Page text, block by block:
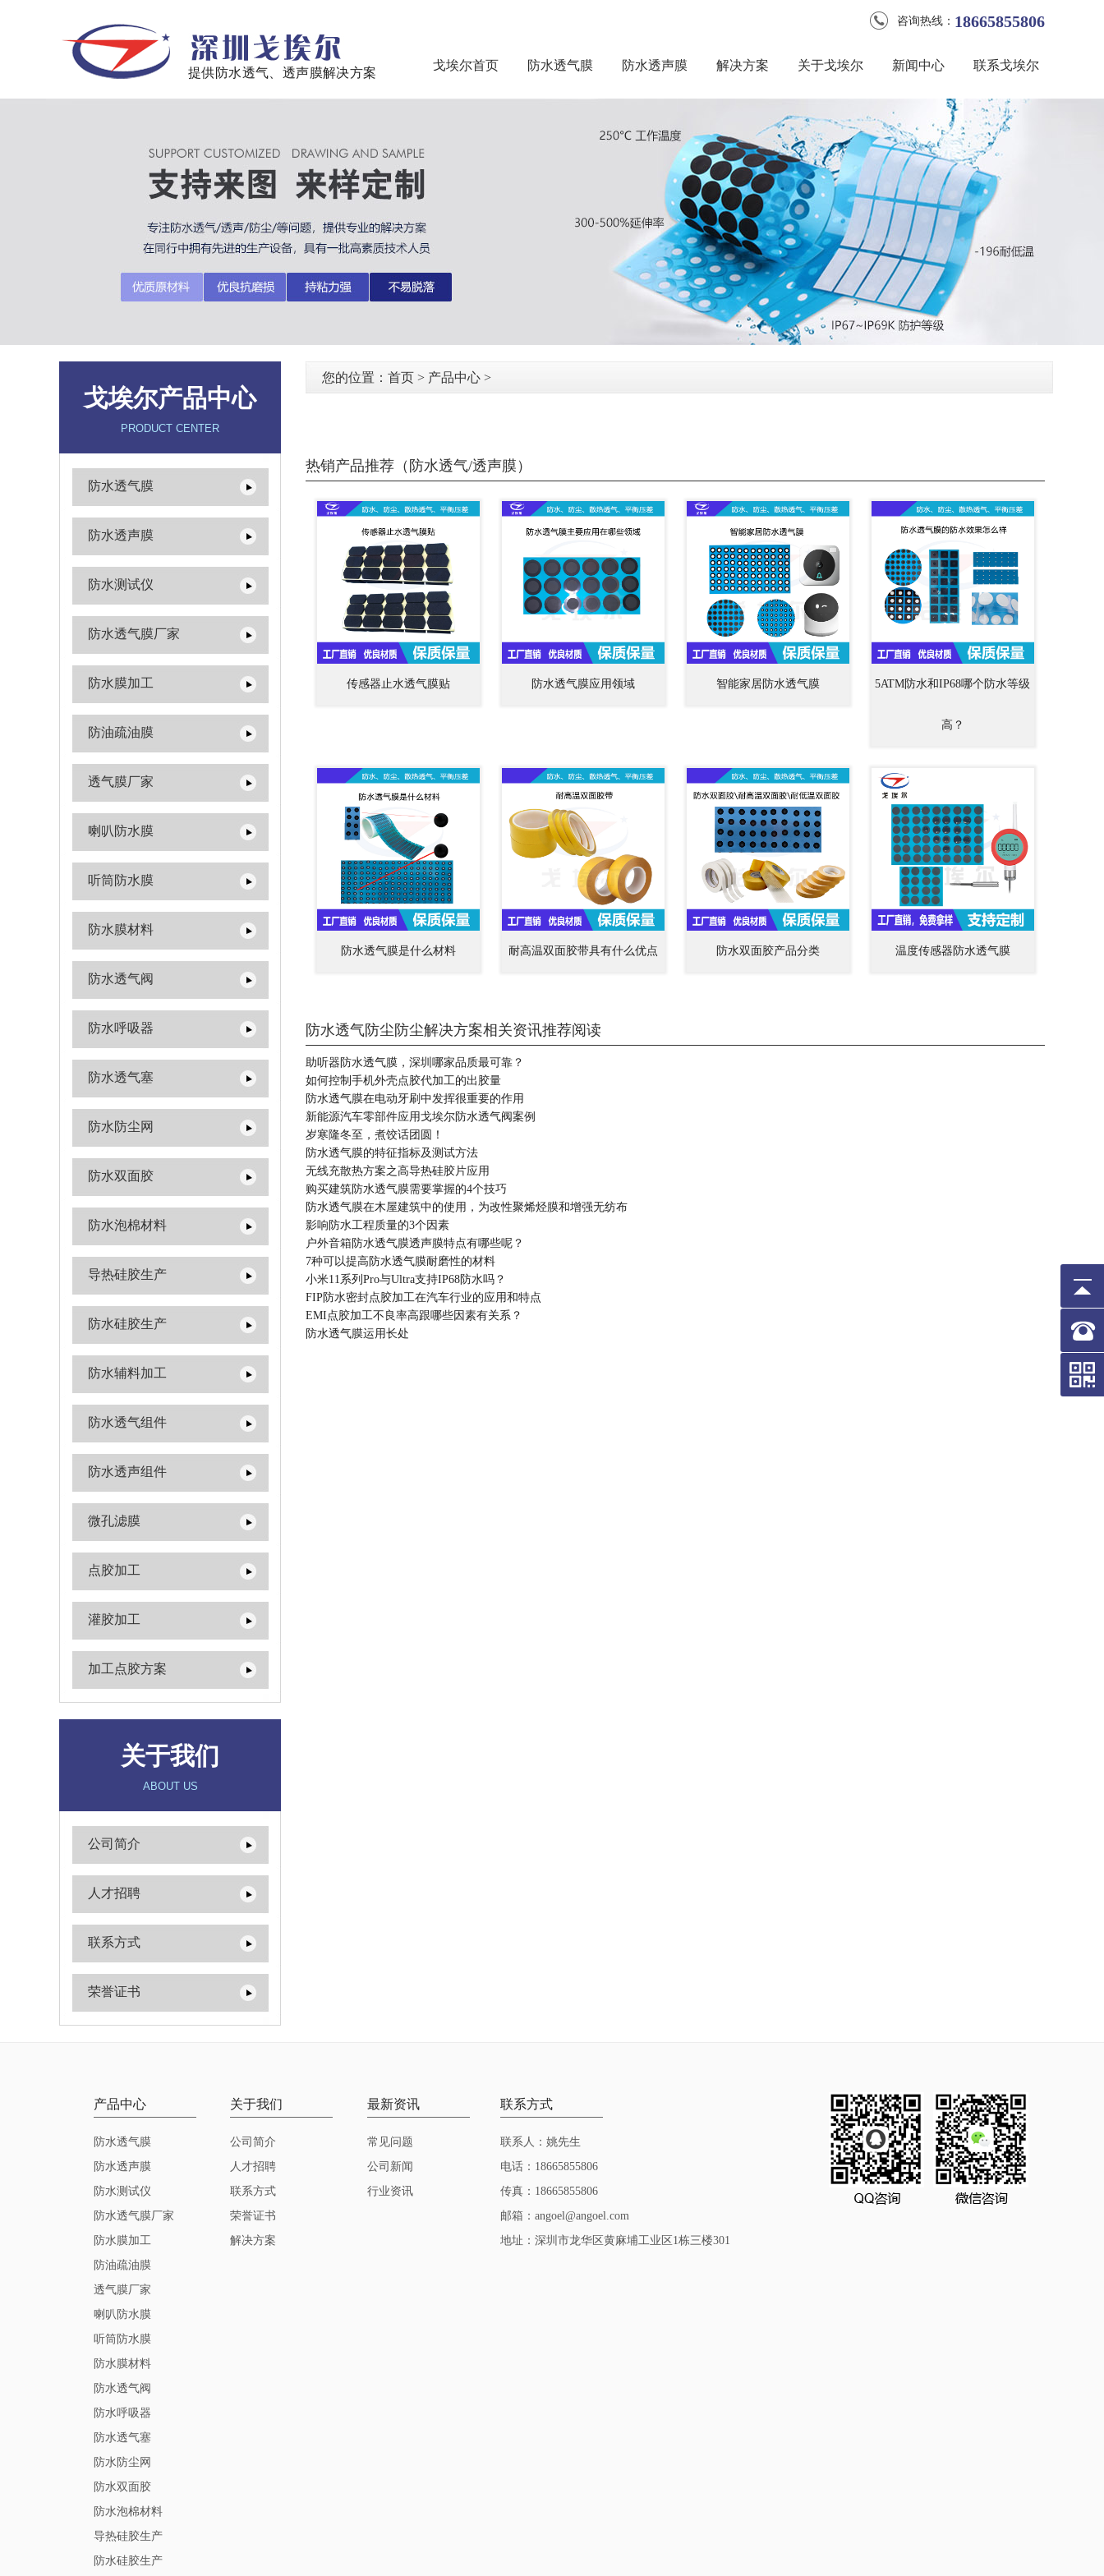
提供防水透气、透声膜解决方案
18665855806
咨询热线：
戈埃尔首页 防水透气膜 防水透声膜 解决方案 关于戈埃尔 新闻中心 联系戈埃尔
戈埃尔产品中心
PRODUCT CENTER
防水透气膜
防水透声膜
防水测试仪
防水透气膜厂家
防水膜加工
防油疏油膜
透气膜厂家
喇叭防水膜
听筒防水膜
防水膜材料
防水透气阀
防水呼吸器
防水透气塞
防水防尘网
防水双面胶
防水泡棉材料
导热硅胶生产
防水硅胶生产
防水辅料加工
防水透气组件
防水透声组件
微孔滤膜
点胶加工
灌胶加工
加工点胶方案
关于我们
ABOUT US
公司简介
人才招聘
联系方式
荣誉证书
您的位置： 首页 > 产品中心 >
热销产品推荐（防水透气/透声膜）
传感器止水透气膜贴 防水透气膜应用领域 智能家居防水透气膜 5ATM防水和IP68哪个防水等级
高？
防水透气膜是什么材料 耐高温双面胶带具有什么优点 防水双面胶产品分类 温度传感器防水透气膜
防水透气防尘防尘解决方案相关资讯推荐阅读
助听器防水透气膜，深圳哪家品质最可靠？
如何控制手机外壳点胶代加工的出胶量
防水透气膜在电动牙刷中发挥很重要的作用
新能源汽车零部件应用戈埃尔防水透气阀案例
岁寒隆冬至，煮饺话团圆！
防水透气膜的特征指标及测试方法
无线充散热方案之高导热硅胶片应用
购买建筑防水透气膜需要掌握的4个技巧
防水透气膜在木屋建筑中的使用，为改性聚烯烃膜和增强无纺布
影响防水工程质量的3个因素
户外音箱防水透气膜透声膜特点有哪些呢？
7种可以提高防水透气膜耐磨性的材料
小米11系列Pro与Ultra支持IP68防水吗？
FIP防水密封点胶加工在汽车行业的应用和特点
EMI点胶加工不良率高跟哪些因素有关系？
防水透气膜运用长处
产品中心
防水透气膜
防水透声膜
防水测试仪
防水透气膜厂家
防水膜加工
防油疏油膜
透气膜厂家
喇叭防水膜
听筒防水膜
防水膜材料
防水透气阀
防水呼吸器
防水透气塞
防水防尘网
防水双面胶
防水泡棉材料
导热硅胶生产
防水硅胶生产
关于我们
公司简介
人才招聘
联系方式
荣誉证书
解决方案
最新资讯
常见问题
公司新闻
行业资讯
联系方式
联系人：姚先生
电话：18665855806
传真：18665855806
邮箱：angoel@angoel.com
地址：深圳市龙华区黄麻埔工业区1栋三楼301